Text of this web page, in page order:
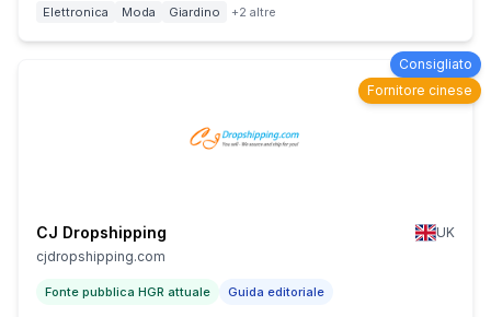
Elettronica Moda Giardino +2 altre
Consigliato
Fornitore cinese
CJ Dropshipping
UK
cjdropshipping.com
Fonte pubblica HGR attuale Guida editoriale